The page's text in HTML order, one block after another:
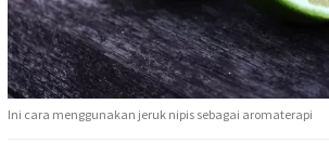
Ini cara menggunakan jeruk nipis sebagai aromaterapi